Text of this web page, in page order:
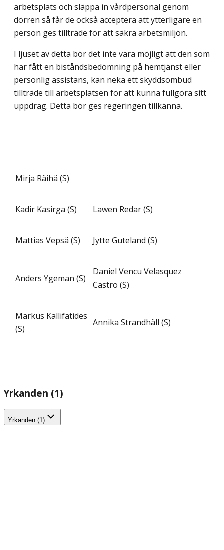
arbetsplats och släppa in vårdpersonal genom
dörren så får de också acceptera att ytterligare en
person ges tillträde för att säkra arbetsmiljön.
I ljuset av detta bör det inte vara möjligt att den som
har fått en biståndsbedömning på hemtjänst eller
personlig assistans, kan neka ett skyddsombud
tillträde till arbets­platsen för att kunna fullgöra sitt
uppdrag. Detta bör ges regeringen tillkänna.
Mirja Räihä (S)
Kadir Kasirga (S) Lawen Redar (S)
Mattias Vepsä (S) Jytte Guteland (S)
Anders Ygeman (S)
Daniel Vencu Velasquez
Castro (S)
Markus Kallifatides
(S)
Annika Strandhäll (S)
Yrkanden (1)
Yrkanden (1)